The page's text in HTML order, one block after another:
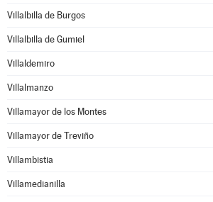
Villalbilla de Burgos
Villalbilla de Gumiel
Villaldemiro
Villalmanzo
Villamayor de los Montes
Villamayor de Treviño
Villambistia
Villamedianilla